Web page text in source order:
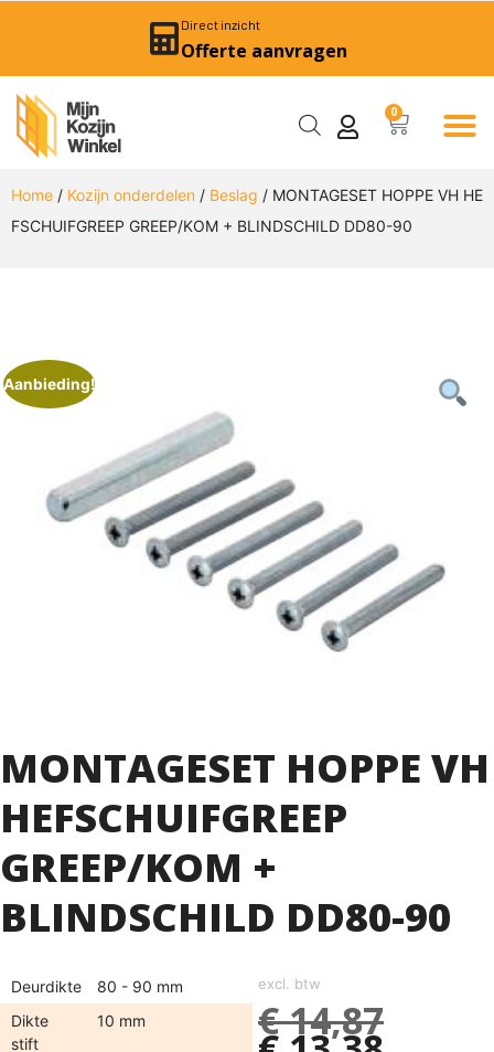
Direct inzicht
Offerte aanvragen
0
Home / Kozijn onderdelen / Beslag / MONTAGESET HOPPE VH HE
FSCHUIFGREEP GREEP/KOM + BLINDSCHILD DD80-90
Aanbieding!
MONTAGESET HOPPE VH
HEFSCHUIFGREEP
GREEP/KOM +
BLINDSCHILD DD80-90
Deurdikte
80 - 90 mm
Dikte
stift
10 mm
excl. btw
€14,87